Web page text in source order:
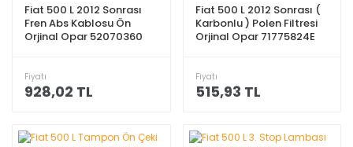
Fiat 500 L 2012 Sonrası
Fren Abs Kablosu Ön
Orjinal Opar 52070360
Fiyatı
928,02 TL
Fiat 500 L 2012 Sonrası (
Karbonlu ) Polen Filtresi
Orjinal Opar 71775824E
Fiyatı
515,93 TL